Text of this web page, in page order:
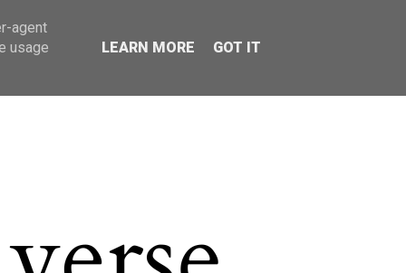
SOBRE MI
agent
usage
LEARN MORE GOT IT